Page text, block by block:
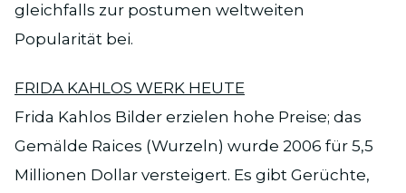
gleichfalls zur postumen weltweiten
Popularität bei.
FRIDA KAHLOS WERK HEUTE
Frida Kahlos Bilder erzielen hohe Preise; das
Gemälde Raices (Wurzeln) wurde 2006 für 5,5
Millionen Dollar versteigert. Es gibt Gerüchte,